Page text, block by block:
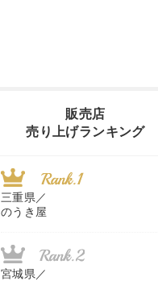
販売店
売り上げランキング
三重県／
のうき屋
宮城県／